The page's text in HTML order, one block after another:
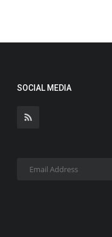
SOCIAL MEDIA